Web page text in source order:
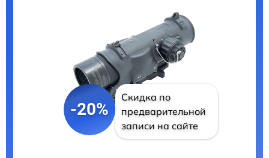
-20%
Скидка по
предварительной
записи на сайте